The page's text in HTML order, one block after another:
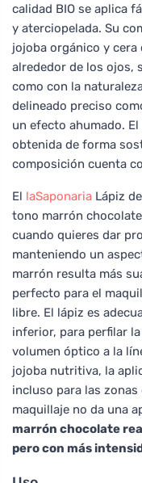
calidad BIO se aplica
y aterciopelada. Su
jojoba orgánico y cera
alrededor de los ojos,
como con la
delineado preciso
un efecto ahumado.
obtenida de forma
composición cuenta
El laSaponaria Lápiz
tono marrón
cuando quieres dar
manteniendo un
marrón resulta más
perfecto para el
libre. El lápiz es
inferior, para perfilar
volumen óptico a la
jojoba nutritiva, la
incluso para las
maquillaje no da una
marrón chocolate
pero con más